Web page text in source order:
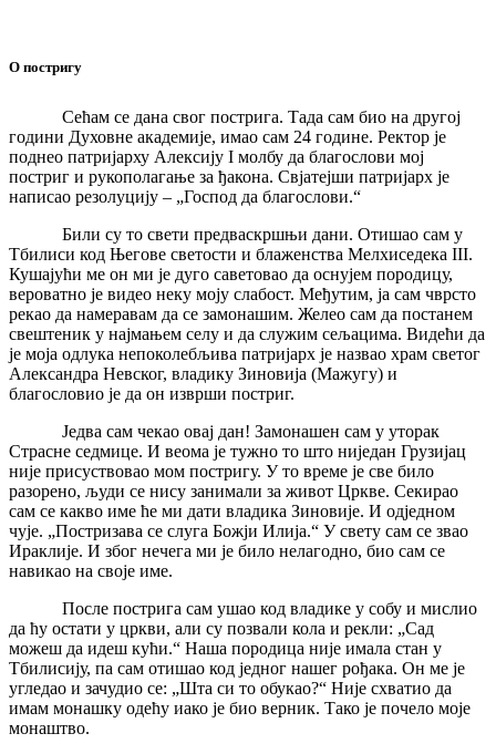
О постригу
Сећам се дана свог пострига. Тада сам био на другој
години Духовне академије, имао сам 24 године. Ректор је
поднео патријарху Алексију I молбу да благослови мој
постриг и рукополагање за ђакона. Свјатејши патријарх је
написао резолуцију – „Господ да благослови.“
Били су то свети предваскршњи дани. Отишао сам у
Тбилиси код Његове светости и блаженства Мелхиседека III.
Кушајући ме он ми је дуго саветовао да оснујем породицу,
вероватно је видео неку моју слабост. Међутим, ја сам чврсто
рекао да намеравам да се замонашим. Желео сам да постанем
свештеник у најмањем селу и да служим сељацима. Видећи да
је моја одлука непоколебљива патријарх је назвао храм светог
Александра Невског, владику Зиновија (Мажугу) и
благословио је да он изврши постриг.
Једва сам чекао овај дан! Замонашен сам у уторак
Страсне седмице. И веома је тужно то што ниједан Грузијац
није присуствовао мом постригу. У то време је све било
разорено, људи се нису занимали за живот Цркве. Секирао
сам се какво име ће ми дати владика Зиновије. И одједном
чује. „Постризава се слуга Божји Илија.“ У свету сам се звао
Ираклије. И због нечега ми је било нелагодно, био сам се
навикао на своје име.
После пострига сам ушао код владике у собу и мислио
да ћу остати у цркви, али су позвали кола и рекли: „Сад
можеш да идеш кући.“ Наша породица није имала стан у
Тбилисију, па сам отишао код једног нашег рођака. Он ме је
угледао и зачудио се: „Шта си то обукао?“ Није схватио да
имам монашку одећу иако је био верник. Тако је почело моје
монаштво.